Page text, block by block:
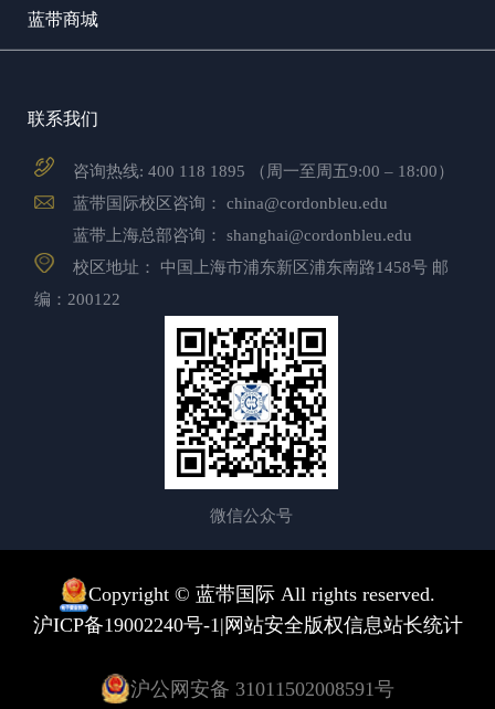
蓝带商城
联系我们
咨询热线: 400 118 1895 （周一至周五9:00 – 18:00）
蓝带国际校区咨询： china@cordonbleu.edu
蓝带上海总部咨询： shanghai@cordonbleu.edu
校区地址： 中国上海市浦东新区浦东南路1458号 邮
编：200122
微信公众号
Copyright © 蓝带国际 All rights reserved.
沪ICP备19002240号-1| 网站安全版权信息站长统计
沪公网安备 31011502008591号